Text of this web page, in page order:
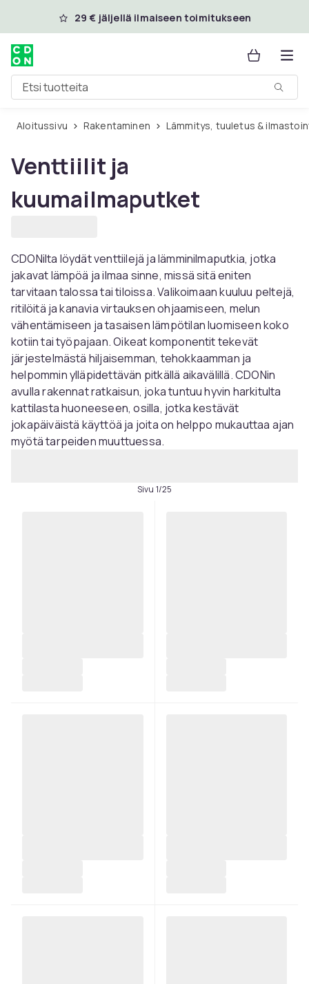
Ohita ja siirry pääsisältöön
29 € jäljellä ilmaiseen toimitukseen
Etsi tuotteita
Aloitussivu Rakentaminen Lämmitys, tuuletus &
Venttiilit ja
kuumailmaputket
CDONilta löydät venttiilejä ja lämminilmaputkia, jotka
jakavat lämpöä ja ilmaa sinne, missä sitä eniten
tarvitaan talossa tai tiloissa. Valikoimaan kuuluu peltejä,
ritilöitä ja kanavia virtauksen ohjaamiseen, melun
vähentämiseen ja tasaisen lämpötilan luomiseen koko
kotiin tai työpajaan. Oikeat komponentit tekevät
järjestelmästä hiljaisemman, tehokkaamman ja
helpommin ylläpidettävän pitkällä aikavälillä. CDONin
avulla rakennat ratkaisun, joka tuntuu hyvin harkitulta
kattilasta huoneeseen, osilla, jotka kestävät
jokapäiväistä käyttöä ja joita on helppo mukauttaa ajan
myötä tarpeiden muuttuessa.
Sivu 1/25